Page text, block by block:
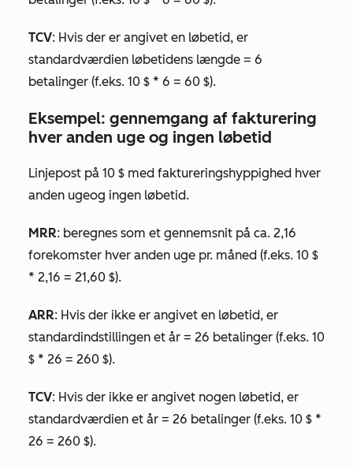
TCV: Hvis der er angivet en løbetid, er
standardværdien løbetidens længde = 6
betalinger (f.eks. 10 $ * 6 = 60 $).
Eksempel: gennemgang af fakturering
hver anden uge og ingen løbetid
Linjepost på 10 $ med faktureringshyppighed hver
anden ugeog ingen løbetid.
MRR: beregnes som et gennemsnit på ca. 2,16
forekomster hver anden uge pr. måned (f.eks. 10 $
* 2,16 = 21,60 $).
ARR: Hvis der ikke er angivet en løbetid, er
standardindstillingen et år = 26 betalinger (f.eks. 10
$ * 26 = 260 $).
TCV: Hvis der ikke er angivet nogen løbetid, er
standardværdien et år = 26 betalinger (f.eks. 10 $ *
26 = 260 $).